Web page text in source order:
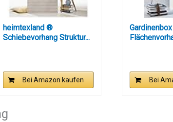
heimtexland ®
Schiebevorhang Struktur...
Bei Amazon kaufen Bei